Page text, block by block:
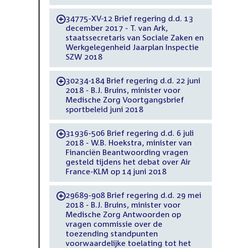
-34775-XV-12 Brief regering d.d. 13
december 2017 - T. van Ark,
staatssecretaris van Sociale Zaken en
Werkgelegenheid Jaarplan Inspectie
SZW 2018
-30234-184 Brief regering d.d. 22 juni
2018 - B.J. Bruins, minister voor
Medische Zorg Voortgangsbrief
sportbeleid juni 2018
-31936-506 Brief regering d.d. 6 juli
2018 - W.B. Hoekstra, minister van
Financiën Beantwoording vragen
gesteld tijdens het debat over Air
France-KLM op 14 juni 2018
-29689-908 Brief regering d.d. 29 mei
2018 - B.J. Bruins, minister voor
Medische Zorg Antwoorden op
vragen commissie over de
toezending standpunten
voorwaardelijke toelating tot het